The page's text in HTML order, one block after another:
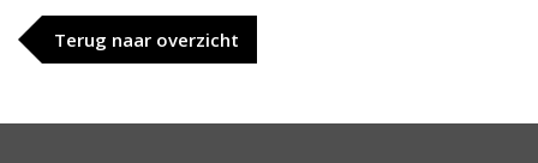
Terug naar overzicht